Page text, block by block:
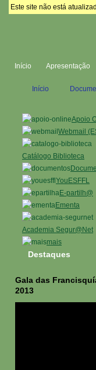
Este site não está
Início Apresentação
Apoio
Webmail
Catálogo Biblioteca
YouESFFL
E-partilh@
Ementa
Academia Segur@Net
mais
Início
Destaques
Gala das
2013